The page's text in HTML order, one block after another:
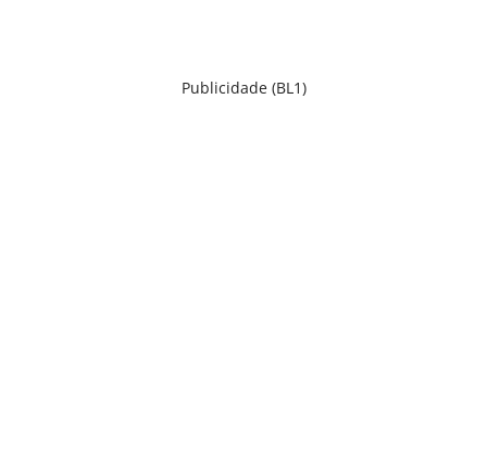
Publicidade (BL1)